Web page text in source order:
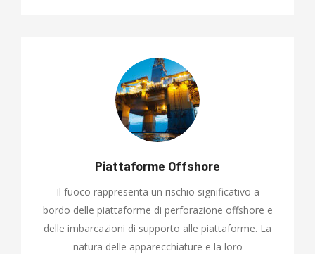
Piattaforme Offshore
Il fuoco rappresenta un rischio significativo a
bordo delle piattaforme di perforazione offshore e
delle imbarcazioni di supporto alle piattaforme. La
natura delle apparecchiature e la loro